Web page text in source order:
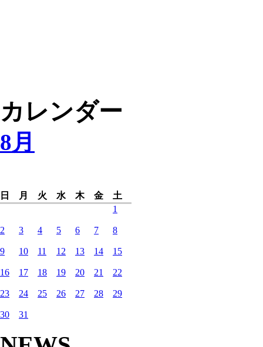
カレンダー
8月
日 月 火 水 木 金
土
1
2 3 4 5 6 7 8
9 10 11 12 13 14 15
16 17 18 19 20 21 22
23 24 25 26 27 28 29
30 31